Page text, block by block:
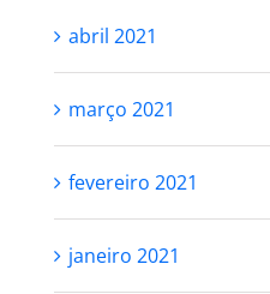
abril 2021
março 2021
fevereiro 2021
janeiro 2021